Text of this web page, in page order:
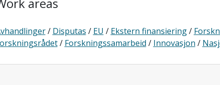
/ Disputas / EU / Ekstern finansiering/
/ Forskningssamarbeid / Innovasjon /